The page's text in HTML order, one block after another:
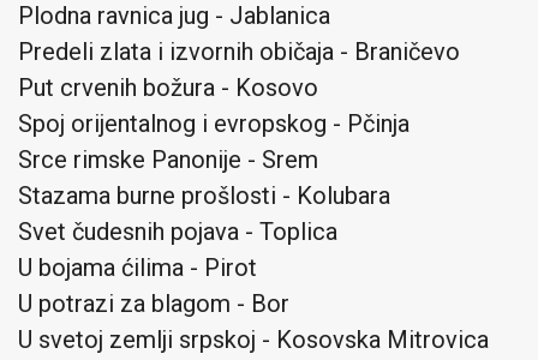
Plodna ravnica jug - Jablanica
Predeli zlata i izvornih običaja - Braničevo
Put crvenih božura - Kosovo
Spoj orijentalnog i evropskog - Pčinja
Srce rimske Panonije - Srem
Stazama burne prošlosti - Kolubara
Svet čudesnih pojava - Toplica
U bojama ćilima - Pirot
U potrazi za blagom - Bor
U svetoj zemlji srpskoj - Kosovska Mitrovica